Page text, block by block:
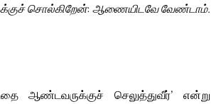
சொல்கிறேன்: ஆணையிடவே வேண்டாம்.
ஆண்டவருக்குச் செலுத்துவீர்’ என்று